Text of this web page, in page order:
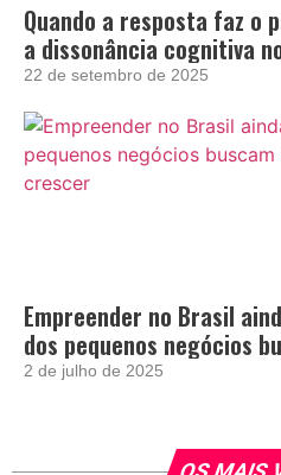
Quando a resposta faz o
a dissonância cognitiva
22 de setembro de 2025
Empreender no Brasil
dos pequenos negócios
e crescer
2 de julho de 2025